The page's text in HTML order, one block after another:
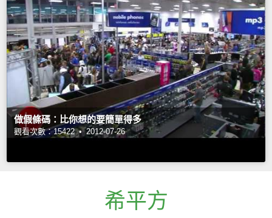
做假條碼：比你想的要簡單得多
觀看次數：15422 • 2012-07-26
希平方